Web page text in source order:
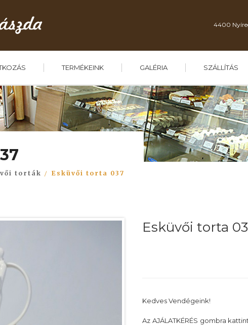
4400
TERMÉKEINK GALÉRIA SZÁLLÍTÁS
torták Esküvői torta 037
Esküvői torta
Kedves Vendégeink!
Az AJÁLATKÉRÉS gombra